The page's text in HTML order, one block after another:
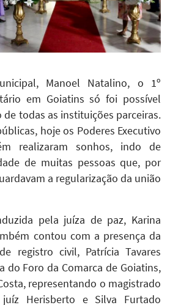
Manoel Natalino, o 1º
em Goiatins só foi possível
de todas as instituições parceiras.
hoje os Poderes Executivo
realizaram sonhos, indo de
de muitas pessoas que, por
a regularização da união
pela juíza de paz, Karina
contou com a presença da
registro civil, Patrícia Tavares
do Foro da Comarca de Goiatins,
representando o magistrado
Herisberto e Silva Furtado